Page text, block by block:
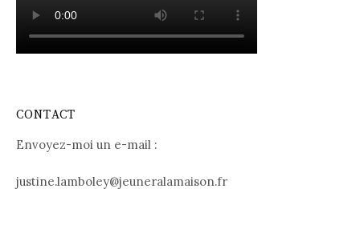
CONTACT
Envoyez-moi un e-mail :
justine.lamboley@jeuneralamaison.fr